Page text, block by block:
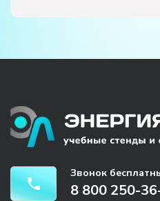
Звонок
8 800 250-